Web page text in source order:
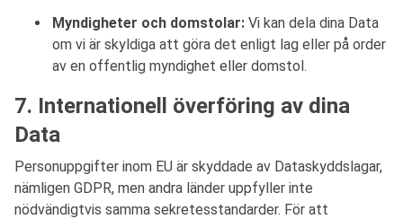
Myndigheter och domstolar: Vi kan dela dina Data
om vi är skyldiga att göra det enligt lag eller på order
av en offentlig myndighet eller domstol.
7. Internationell överföring av dina
Data
Personuppgifter inom EU är skyddade av Dataskyddslagar,
nämligen GDPR, men andra länder uppfyller inte
nödvändigtvis samma sekretesstandarder. För att